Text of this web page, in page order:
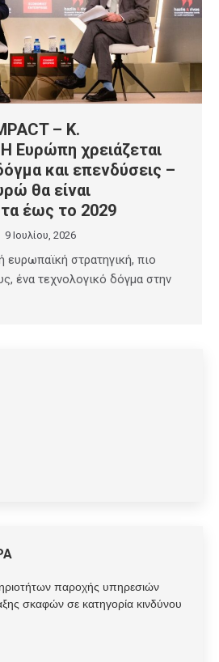
– Κ.
Ευρώπη χρειάζεται
και επενδύσεις –
θα είναι
έως το 2029
9 Ιουλίου, 2026
ευρωπαϊκή στρατηγική, πιο
ένα τεχνολογικό δόγμα στην
παροχής υπηρεσιών
σκαφών σε κατηγορία κινδύνου